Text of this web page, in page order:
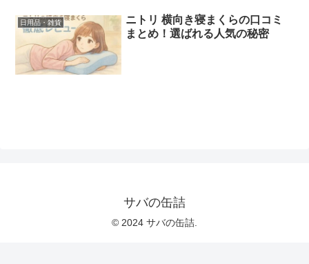
日用品・雑貨
ニトリ 横向き寝まくらの口コミ
まとめ！選ばれる人気の秘密
サバの缶詰
© 2024 サバの缶詰.